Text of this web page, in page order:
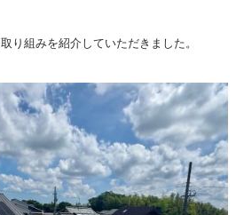
り組みを紹介していただきました。